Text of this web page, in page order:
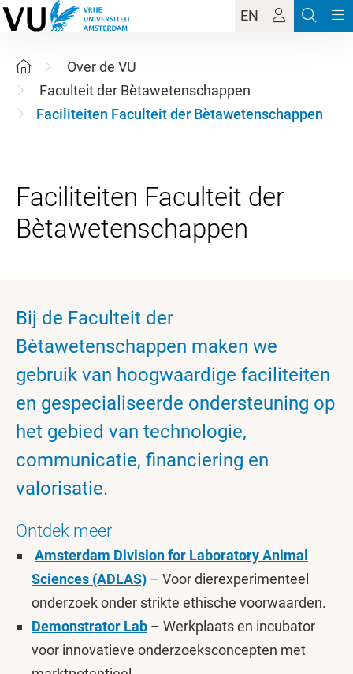
EN
Over de VU
Faculteit der Bètawetenschappen
Faciliteiten Faculteit der Bètawetenschappen
Faciliteiten Faculteit der
Bij de Faculteit der
Bètawetenschappen maken we
gebruik van hoogwaardige faciliteiten
en gespecialiseerde ondersteuning op
het gebied van technologie,
communicatie, financiering en
valorisatie.
Ontdek meer
Amsterdam Division for Laboratory Animal
Sciences (ADLAS) – Voor dierexperimenteel
onderzoek onder strikte ethische voorwaarden.
Demonstrator Lab – Werkplaats en incubator
voor innovatieve onderzoeksconcepten met